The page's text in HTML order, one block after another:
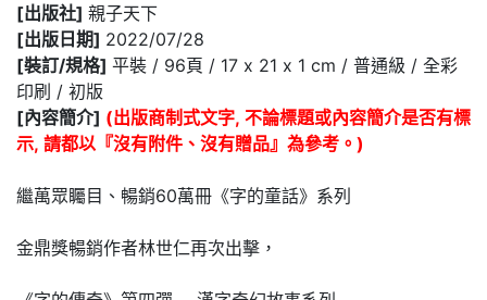
[出版社] 親子天下
[出版日期] 2022/07/28
[裝訂/規格] 平裝 / 96頁 / 17 x 21 x 1 cm / 普通級 / 全彩
印刷 / 初版
[內容簡介] (出版商制式文字, 不論標題或內容簡介是否有標
示, 請都以『沒有附件、沒有贈品』為參考。)
繼萬眾矚目、暢銷60萬冊《字的童話》系列
金鼎獎暢銷作者林世仁再次出擊，